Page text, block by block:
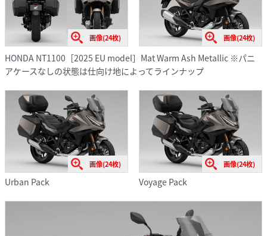
画像(24枚) 画像(24枚)
HONDA NT1100［2025 EU model］Mat Warm Ash Metallic ※パニ
アケースなしの状態は仕向け地によってラインナップ
画像(24枚)
Urban Pack
画像(24枚)
Voyage Pack